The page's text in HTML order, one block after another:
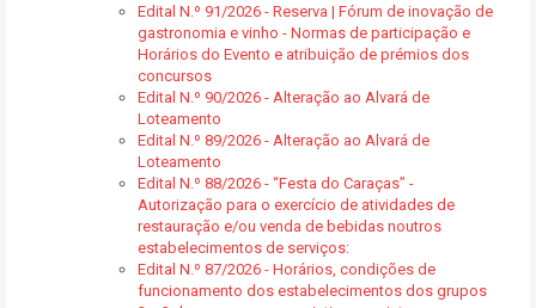
Edital N.º 91/2026 - Reserva | Fórum de inovação de
gastronomia e vinho - Normas de participação e
Horários do Evento e atribuição de prémios dos
concursos
Edital N.º 90/2026 - Alteração ao Alvará de
Loteamento
Edital N.º 89/2026 - Alteração ao Alvará de
Loteamento
Edital N.º 88/2026 - “Festa do Caraças” -
Autorização para o exercício de atividades de
restauração e/ou venda de bebidas noutros
estabelecimentos de serviços:
Edital N.º 87/2026 - Horários, condições de
funcionamento dos estabelecimentos dos grupos